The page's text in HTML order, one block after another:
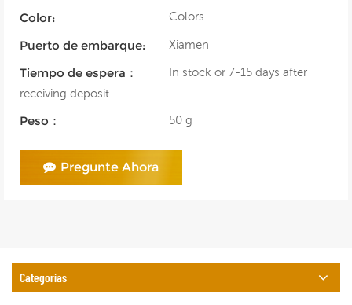
Color: Colors
Puerto de embarque: Xiamen
Tiempo de espera：
In stock or 7-15 days after
receiving deposit
Peso： 50 g
Pregunte Ahora
Categorías